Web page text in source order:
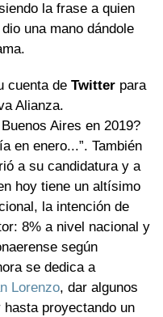
la frase a quien
dio una mano dándole
cuenta de Twitter para
Alianza.
Aires en 2019?
en enero...”. También
a su candidatura y a
hoy tiene un altísimo
la intención de
8% a nivel nacional y
según
se dedica a
Lorenzo, dar algunos
proyectando un